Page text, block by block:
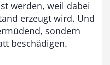
werden, weil dabei
erzeugt wird. Und
sondern
beschädigen.